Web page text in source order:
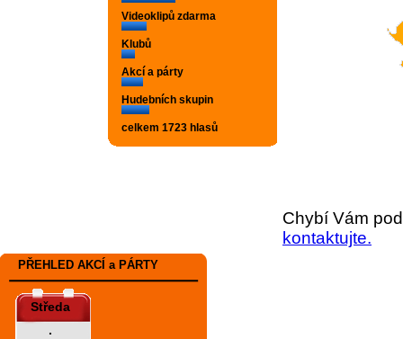
Videoklipů zdarma
Klubů
Akcí a párty
Hudebních skupin
celkem 1723 hlasů
Chybí Vám
kontaktujte.
PŘEHLED AKCÍ a PÁRTY
Středa
.